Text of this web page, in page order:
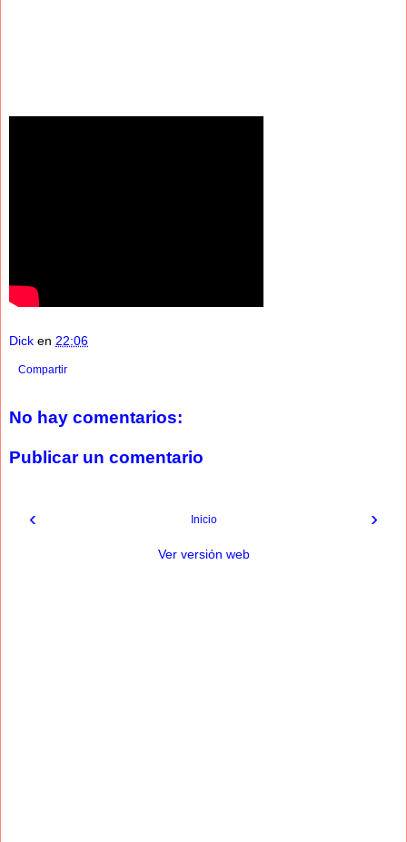
Dick en 22:06
Compartir
No hay comentarios:
Publicar un comentario
‹ ›
Inicio
Ver versión web